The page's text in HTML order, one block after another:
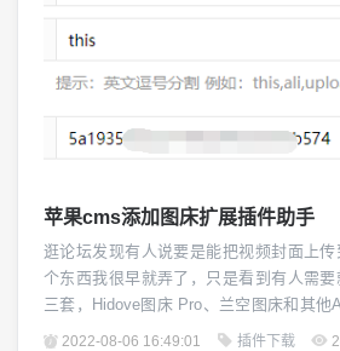
苹果cms添加图床扩展插件助手
逛论坛发现有人说要是能把视频封面上
个东西我很早就弄了，只是看到有人需
三套，Hidove图床 Pro、兰空图床和其他
i)。有小伙伴说不能使用，我重新写过了
2022-08-06 16:49:01 插件下载